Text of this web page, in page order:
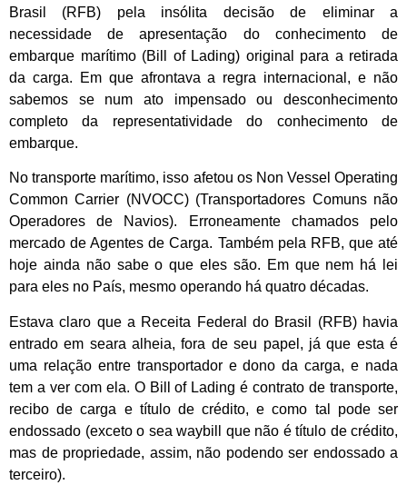
Brasil (RFB) pela insólita decisão de eliminar a
necessidade de apresentação do conhecimento de
embarque marítimo (Bill of Lading) original para a retirada
da carga. Em que afrontava a regra internacional, e não
sabemos se num ato impensado ou desconhecimento
completo da representatividade do conhecimento de
embarque.
No transporte marítimo, isso afetou os Non Vessel Operating
Common Carrier (NVOCC) (Transportadores Comuns não
Operadores de Navios). Erroneamente chamados pelo
mercado de Agentes de Carga. Também pela RFB, que até
hoje ainda não sabe o que eles são. Em que nem há lei
para eles no País, mesmo operando há quatro décadas.
Estava claro que a Receita Federal do Brasil (RFB) havia
entrado em seara alheia, fora de seu papel, já que esta é
uma relação entre transportador e dono da carga, e nada
tem a ver com ela. O Bill of Lading é contrato de transporte,
recibo de carga e título de crédito, e como tal pode ser
endossado (exceto o sea waybill que não é título de crédito,
mas de propriedade, assim, não podendo ser endossado a
terceiro).